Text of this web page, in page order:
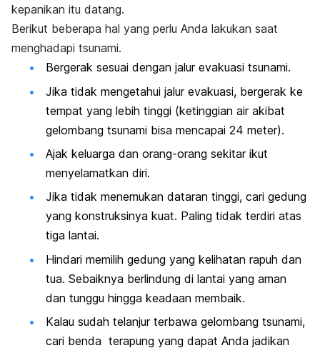
kepanikan itu datang.
Berikut beberapa hal yang perlu Anda lakukan saat
menghadapi tsunami.
Bergerak sesuai dengan jalur evakuasi tsunami.
Jika tidak mengetahui jalur evakuasi, bergerak ke
tempat yang lebih tinggi (ketinggian air akibat
gelombang tsunami bisa mencapai 24 meter).
Ajak keluarga dan orang-orang sekitar ikut
menyelamatkan diri.
Jika tidak menemukan dataran tinggi, cari gedung
yang konstruksinya kuat. Paling tidak terdiri atas
tiga lantai.
Hindari memilih gedung yang kelihatan rapuh dan
tua. Sebaiknya berlindung di lantai yang aman
dan tunggu hingga keadaan membaik.
Kalau sudah telanjur terbawa gelombang tsunami,
cari benda terapung yang dapat Anda jadikan